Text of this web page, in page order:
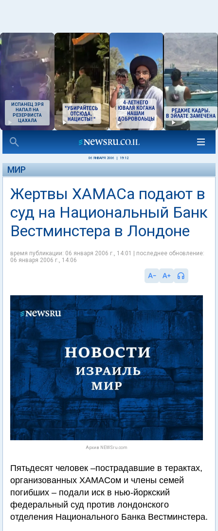
ИСПАНЕЦ ЗРЯ
НАПАЛ НА
РЕЗЕРВИСТА
ЦАХАЛА
06 ЯНВАРЯ 2006 19:12
МИР
Жертвы ХАМАСа подают в
суд на Национальный Банк
Вестминстера в Лондоне
время публикации: 06 января 2006 г., 14:01 | последнее обновление:
06 января 2006 г., 14:06
Архив NEWSru.com
Пятьдесят человек –пострадавшие в терактах,
организованных ХАМАСом и члены семей
погибших – подали иск в нью-йоркский
федеральный суд против лондонского
отделения Национального Банка Вестминстера.